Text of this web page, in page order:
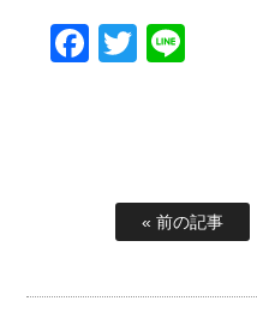
Facebook
Twitter
« 前の記事